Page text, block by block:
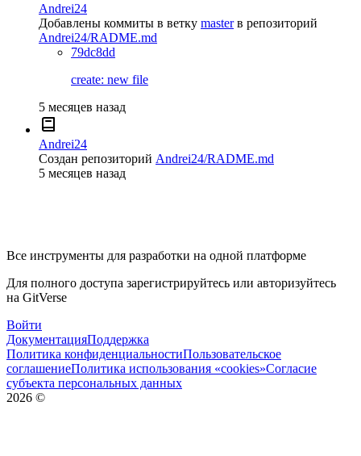
Andrei24
Добавлены коммиты в ветку master в репозиторий
Andrei24/RADME.md
79dc8dd
create: new file
5 месяцев назад
Andrei24
Создан репозиторий Andrei24/RADME.md
5 месяцев назад
Все инструменты для разработки на одной платформе
Для полного доступа зарегистрируйтесь или авторизуйтесь
на GitVerse
Войти
ДокументацияПоддержка
Политика конфиденциальностиПользовательское
соглашениеПолитика использования «cookies»Согласие
субъекта персональных данных
2026 ©